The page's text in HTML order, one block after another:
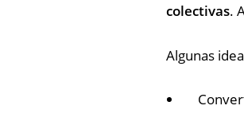
colectivas.
Algunas